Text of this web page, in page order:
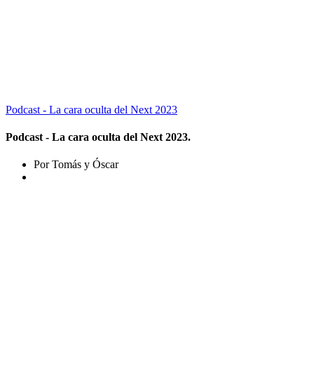
Podcast - La cara oculta del Next 2023
Podcast - La cara oculta del Next 2023.
Por Tomás y Óscar